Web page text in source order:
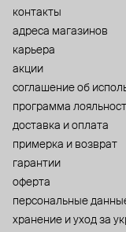
контакты
адреса магазинов
карьера
акции
cоглашение об
программа
доставка и оплата
примерка и возврат
гарантии
оферта
персональные
хранение и уход за